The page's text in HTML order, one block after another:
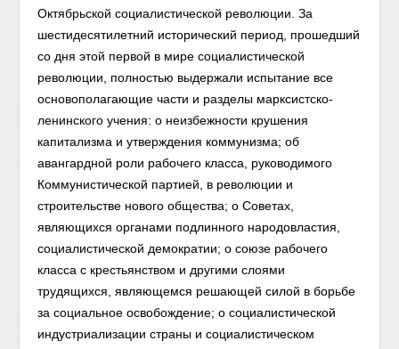
Октябрьской социалистической революции. За
шестидесятилетний исторический период, прошедший
со дня этой первой в мире социалистической
революции, полностью выдержали испытание все
основополагающие части и разделы марксистско-
ленинского учения: о неизбежности крушения
капитализма и утверждения коммунизма; об
авангардной роли рабочего класса, руководимого
Коммунистической партией, в революции и
строительстве нового общества; о Советах,
являющихся органами подлинного народовластия,
социалистической демократии; о союзе рабочего
класса с крестьянством и другими слоями
трудящихся, являющемся решающей силой в борьбе
за социальное освобождение; о социалистической
индустриализации страны и социалистическом